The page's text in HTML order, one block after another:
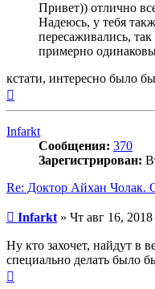
Привет)) отлично
Надеюсь, у тебя
пересаживались, так
примерно
кстати, интересно было
Infarkt
Сообщения: 370
Зарегистрирован:
Re: Доктор Айхан Чолак.
Сообщение
Infarkt » Чт авг 16,
Ну кто захочет, найдут в
специально делать было